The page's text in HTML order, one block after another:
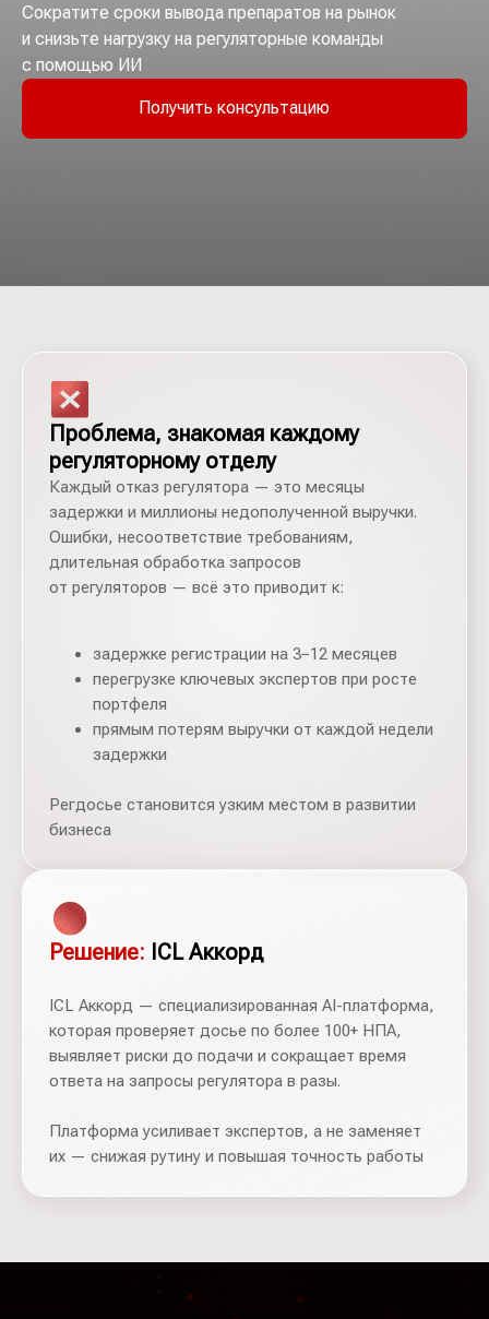
Сократите сроки вывода препаратов на рынок
и снизьте нагрузку на регуляторные команды
с помощью ИИ
Получить консультацию
Проблема, знакомая каждому
регуляторному отделу
Каждый отказ регулятора — это месяцы
задержки и миллионы недополученной выручки.
Ошибки, несоответствие требованиям,
длительная обработка запросов
от регуляторов — всё это приводит к:
задержке регистрации на 3−12 месяцев
перегрузке ключевых экспертов при росте
портфеля
прямым потерям выручки от каждой недели
задержки
Регдосье становится узким местом в развитии
бизнеса
Решение: ICL Аккорд
ICL Аккорд — специализированная AI-платформа,
которая проверяет досье по более 100+ НПА,
выявляет риски до подачи и сокращает время
ответа на запросы регулятора в разы.
Платформа усиливает экспертов, а не заменяет
их — снижая рутину и повышая точность работы